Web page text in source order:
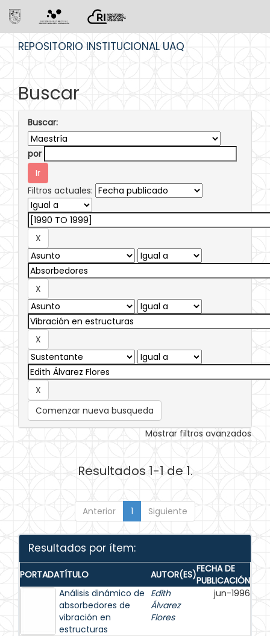
REPOSITORIO INSTITUCIONAL UAQ
Buscar
Buscar:
por
Filtros actuales:
Comenzar nueva busqueda
Mostrar filtros avanzados
Resultados 1-1 de 1.
Anterior 1 Siguiente
Resultados por ítem:
PORTADATÍTULO AUTOR(ES)FECHA DE
PUBLICACIÓN
Análisis dinámico de
absorbedores de
vibración en
estructuras
Edith
Álvarez
Flores
jun-1996